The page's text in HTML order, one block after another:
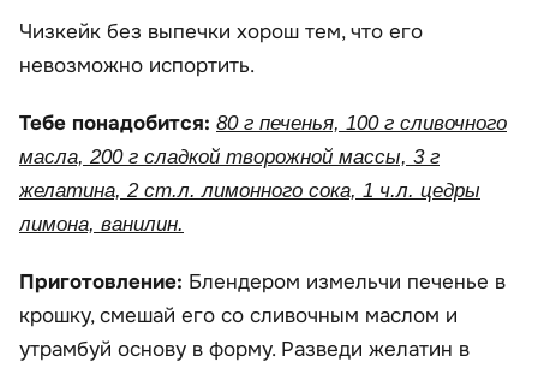
Чизкейк без выпечки хорош тем, что его
невозможно испортить.
Тебе понадобится: 80 г печенья, 100 г сливочного
масла, 200 г сладкой творожной массы, 3 г
желатина, 2 ст.л. лимонного сока, 1 ч.л. цедры
лимона, ванилин.
Приготовление: Блендером измельчи печенье в
крошку, смешай его со сливочным маслом и
утрамбуй основу в форму. Разведи желатин в